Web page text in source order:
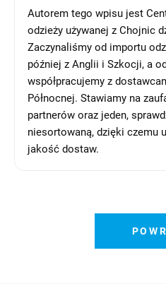
Autorem tego wpisu jest
odzieży używanej z Chojnic
Zaczynaliśmy od importu
później z Anglii i Szkocji, a
współpracujemy z
Północnej. Stawiamy na
partnerów oraz jeden,
niesortowaną, dzięki czemu
jakość dostaw.